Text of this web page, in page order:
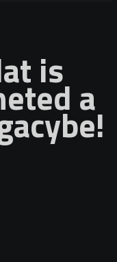
is
a